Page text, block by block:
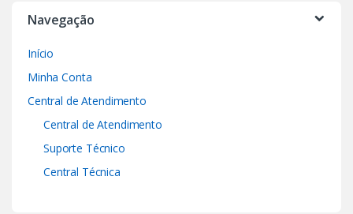
Navegação
Início
Minha Conta
Central de Atendimento
Central de Atendimento
Suporte Técnico
Central Técnica